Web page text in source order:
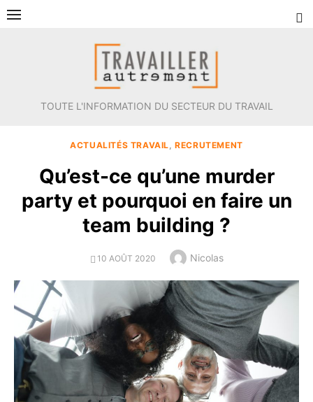
Aller
TOUTE L'INFORMATION DU SECTEUR DU TRAVAIL
ACTUALITÉS TRAVAIL ,RECRUTEMENT
Qu’est-ce qu’une murder
party et pourquoi en faire un
team building ?
POSTED
10 AOÛT 2020 Author
Nicolas